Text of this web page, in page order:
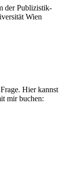
der Publizistik-
Wien
Hier kannst
mir buchen: